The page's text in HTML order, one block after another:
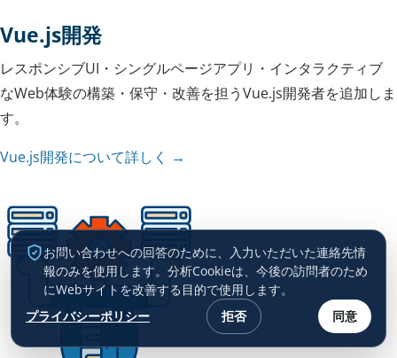
Vue.js開発
レスポンシブUI・シングルページアプリ・インタラクティブ
なWeb体験の構築・保守・改善を担うVue.js開発者を追加しま
す。
Vue.js開発について詳しく →
お問い合わせへの回答のために、入力いただいた連絡先情
報のみを使用します。分析Cookieは、今後の訪問者のため
にWebサイトを改善する目的で使用します。
プライバシーポリシー
拒否 同意